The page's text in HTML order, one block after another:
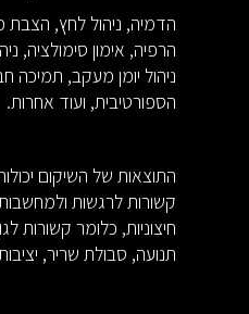
הדמיה, ניהול לחץ, הצבת
הרפיה, אימון סימולציה,
ניהול יומן מעקב, תמיכה
הספורטיבית, ועוד אחרות.
התוצאות של השיקום
קשורות לרגשות
חיצוניות, כלומר קשורות
תנועה, סבולת שריר,